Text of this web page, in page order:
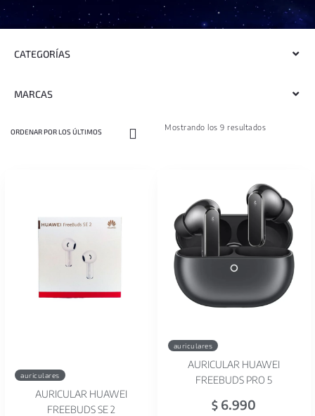
CATEGORÍAS
MARCAS
Mostrando los 9 resultados
auriculares
AURICULAR HUAWEI
FREEBUDS SE 2
auriculares
AURICULAR HUAWEI
FREEBUDS PRO 5
$ 6.990